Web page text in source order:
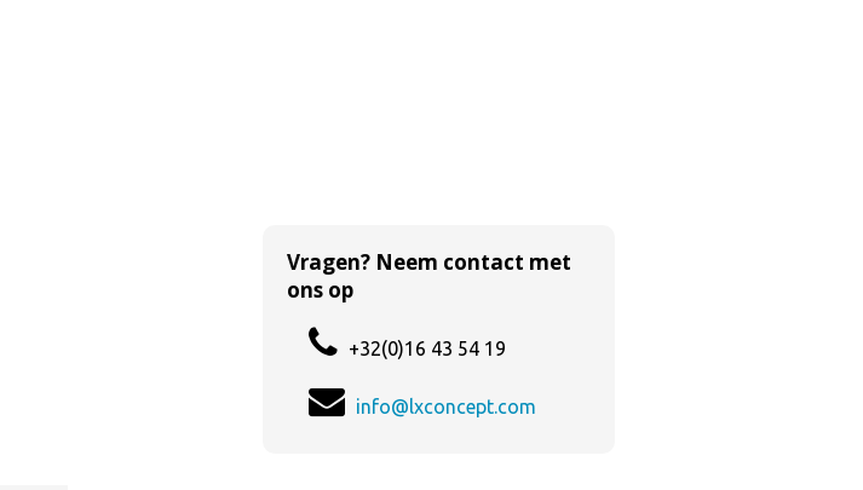
Vragen? Neem contact met
ons op
+32(0)16 43 54 19
info@lxconcept.com